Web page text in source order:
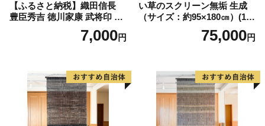
【ふるさと納税】織田信長
豊臣秀吉 徳川家康 武将印 花
押印 6枚 セット イラスト 戦
国 武将 小牧山城 墨絵 龍画師
グッズ 愛知県 小牧市 お取り
寄せ 送料無料
7,000円
い草のスクリーン無垢 生成
（サイズ：約95×180㎝）(14
75,000円